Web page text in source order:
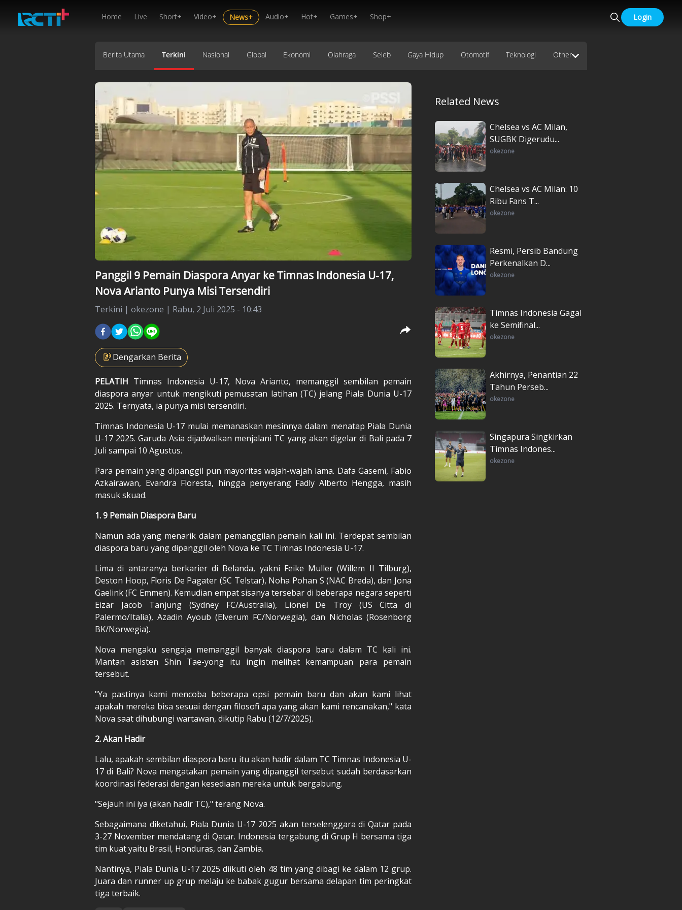
Home Live Short+ Video+ News+ Audio+ Hot+ Games+ Shop+ Login
Berita Utama Terkini Nasional Global Ekonomi Olahraga Seleb Gaya Hidup Otomotif Teknologi Other
Panggil 9 Pemain Diaspora Anyar ke Timnas Indonesia U-17,
Nova Arianto Punya Misi Tersendiri
Terkini | okezone | Rabu, 2 Juli 2025 - 10:43
Dengarkan Berita
PELATIH Timnas Indonesia U-17, Nova Arianto, memanggil sembilan pemain
diaspora anyar untuk mengikuti pemusatan latihan (TC) jelang Piala Dunia U-17
2025. Ternyata, ia punya misi tersendiri.
Timnas Indonesia U-17 mulai memanaskan mesinnya dalam menatap Piala Dunia
U-17 2025. Garuda Asia dijadwalkan menjalani TC yang akan digelar di Bali pada 7
Juli sampai 10 Agustus.
Para pemain yang dipanggil pun mayoritas wajah-wajah lama. Dafa Gasemi, Fabio
Azkairawan, Evandra Floresta, hingga penyerang Fadly Alberto Hengga, masih
masuk skuad.
1. 9 Pemain Diaspora Baru
Namun ada yang menarik dalam pemanggilan pemain kali ini. Terdepat sembilan
diaspora baru yang dipanggil oleh Nova ke TC Timnas Indonesia U-17.
Lima di antaranya berkarier di Belanda, yakni Feike Muller (Willem II Tilburg),
Deston Hoop, Floris De Pagater (SC Telstar), Noha Pohan S (NAC Breda), dan Jona
Gaelink (FC Emmen). Kemudian empat sisanya tersebar di beberapa negara seperti
Eizar Jacob Tanjung (Sydney FC/Australia), Lionel De Troy (US Citta di
Palermo/Italia), Azadin Ayoub (Elverum FC/Norwegia), dan Nicholas (Rosenborg
BK/Norwegia).
Nova mengaku sengaja memanggil banyak diaspora baru dalam TC kali ini.
Mantan asisten Shin Tae-yong itu ingin melihat kemampuan para pemain
tersebut.
"Ya pastinya kami mencoba beberapa opsi pemain baru dan akan kami lihat
apakah mereka bisa sesuai dengan filosofi apa yang akan kami rencanakan," kata
Nova saat dihubungi wartawan, dikutip Rabu (12/7/2025).
2. Akan Hadir
Lalu, apakah sembilan diaspora baru itu akan hadir dalam TC Timnas Indonesia U-
17 di Bali? Nova mengatakan pemain yang dipanggil tersebut sudah berdasarkan
koordinasi federasi dengan kesediaan mereka untuk bergabung.
"Sejauh ini iya (akan hadir TC)," terang Nova.
Sebagaimana diketahui, Piala Dunia U-17 2025 akan terselenggara di Qatar pada
3-27 November mendatang di Qatar. Indonesia tergabung di Grup H bersama tiga
tim kuat yaitu Brasil, Honduras, dan Zambia.
Nantinya, Piala Dunia U-17 2025 diikuti oleh 48 tim yang dibagi ke dalam 12 grup.
Juara dan runner up grup melaju ke babak gugur bersama delapan tim peringkat
tiga terbaik.
Related News
Chelsea vs AC Milan,
SUGBK Digerudu...
okezone
Chelsea vs AC Milan: 10
Ribu Fans T...
okezone
Resmi, Persib Bandung
Perkenalkan D...
okezone
Timnas Indonesia Gagal
ke Semifinal...
okezone
Akhirnya, Penantian 22
Tahun Perseb...
okezone
Singapura Singkirkan
Timnas Indones...
okezone